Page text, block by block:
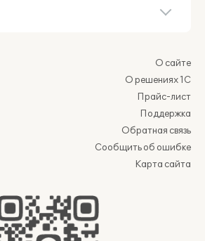
О сайте
О решениях 1С
Прайс-лист
Поддержка
Обратная связь
Сообщить об ошибке
Карта сайта